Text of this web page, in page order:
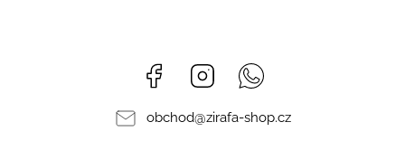
Facebook Instagram
obchod@zirafa-shop.cz